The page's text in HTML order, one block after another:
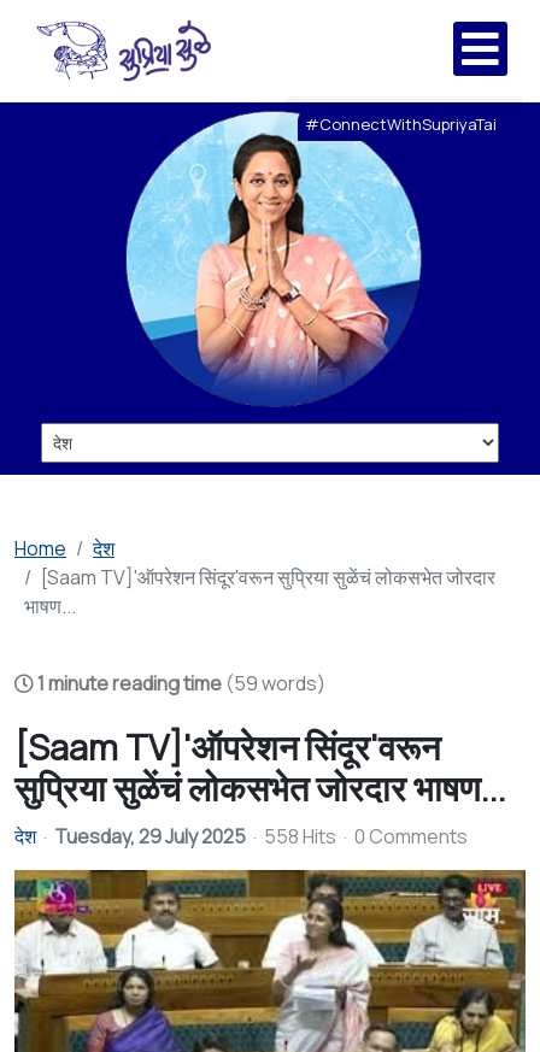
#ConnectWithSupriyaTai
Home
देश
[Saam TV]'ऑपरेशन सिंदूर'वरून सुप्रिया सुळेंचं लोकसभेत जोरदार
भाषण...
1 minute reading time (59 words)
[Saam TV]'ऑपरेशन सिंदूर'वरून
सुप्रिया सुळेंचं लोकसभेत जोरदार भाषण...
देश Tuesday, 29 July 2025 558 Hits 0 Comments